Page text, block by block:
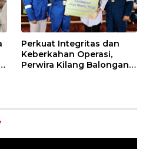
Perkuat Integritas dan
Keberkahan Operasi,
Perwira Kilang Balongan